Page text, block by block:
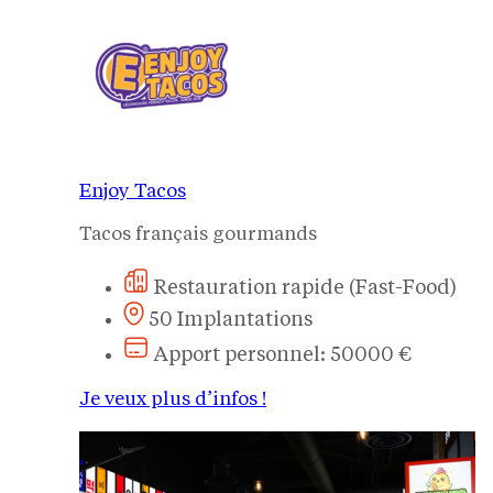
Enjoy Tacos
Tacos français gourmands
Restauration rapide (Fast-Food)
50 Implantations
Apport personnel: 50000 €
Je veux plus d’infos !